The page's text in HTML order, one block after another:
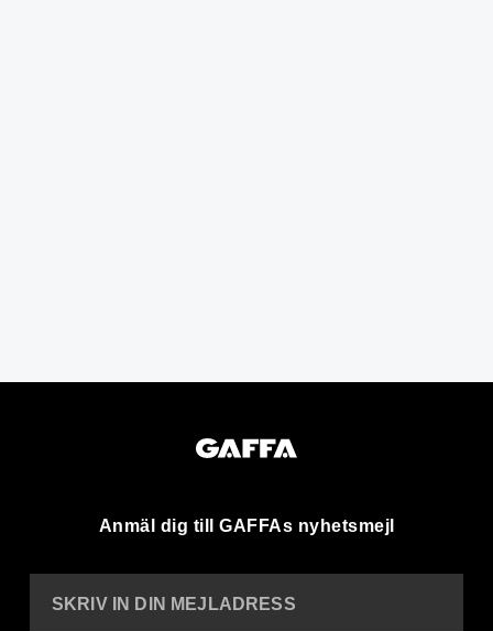
Anmäl dig till GAFFAs nyhetsmejl
SKRIV IN DIN MEJLADRESS